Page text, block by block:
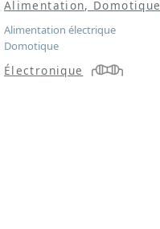
Alimentation, Domotique
Alimentation électrique
Domotique
Électronique